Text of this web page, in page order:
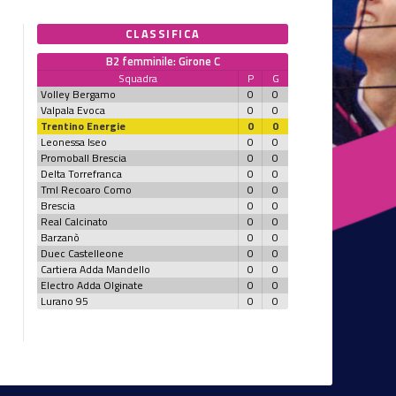
CLASSIFICA
B2 femminile: Girone C
Squadra P
G
Volley Bergamo
0
0
Valpala Evoca
0
0
Trentino Energie
0
0
Leonessa Iseo
0
0
Promoball Brescia
0
0
Delta Torrefranca
0
0
Tml Recoaro Como
0
0
Brescia
0
0
Real Calcinato
0
0
Barzanò
0
0
Duec Castelleone
0
0
Cartiera Adda Mandello
0
0
Electro Adda Olginate
0
0
Lurano 95
0 0